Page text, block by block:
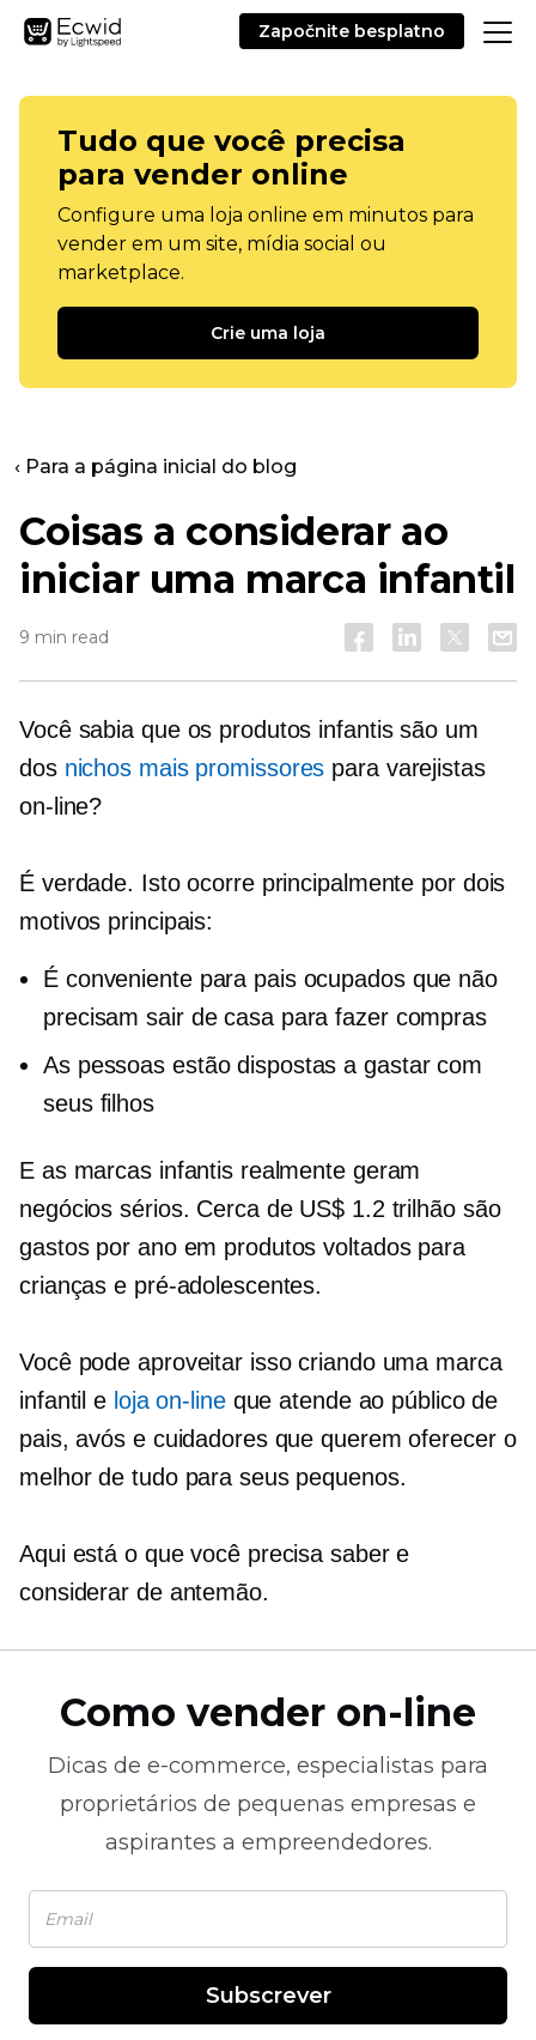
Započnite besplatno
Tudo que você precisa
para vender online
Configure uma loja online em minutos para
vender em um site, mídia social ou
marketplace.
Crie uma loja
‹ Para a página inicial do blog
Coisas a considerar ao
iniciar uma marca infantil
9 min read
Você sabia que os produtos infantis são um
dos nichos mais promissores para varejistas
on-line?
É verdade. Isto ocorre principalmente por dois
motivos principais:
É conveniente para pais ocupados que não
precisam sair de casa para fazer compras
As pessoas estão dispostas a gastar com
seus filhos
E as marcas infantis realmente geram
negócios sérios. Cerca de US$ 1.2 trilhão são
gastos por ano em produtos voltados para
crianças e pré-adolescentes.
Você pode aproveitar isso criando uma marca
infantil e loja on-lineque atende ao público de
pais, avós e cuidadores que querem oferecer o
melhor de tudo para seus pequenos.
Aqui está o que você precisa saber e
considerar de antemão.
Como vender on-line
Dicas de e-commerce, especialistas para
proprietários de pequenas empresas e
aspirantes a empreendedores.
Subscrever